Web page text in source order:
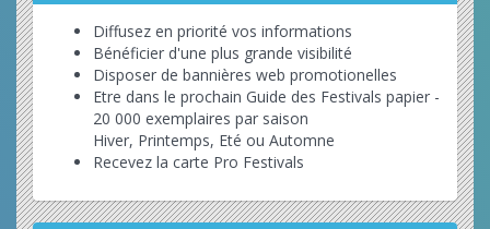
Diffusez en priorité vos informations
Bénéficier d'une plus grande visibilité
Disposer de bannières web promotionelles
Etre dans le prochain Guide des Festivals papier -
20 000 exemplaires par saison
Hiver, Printemps, Eté ou Automne
Recevez la carte Pro Festivals